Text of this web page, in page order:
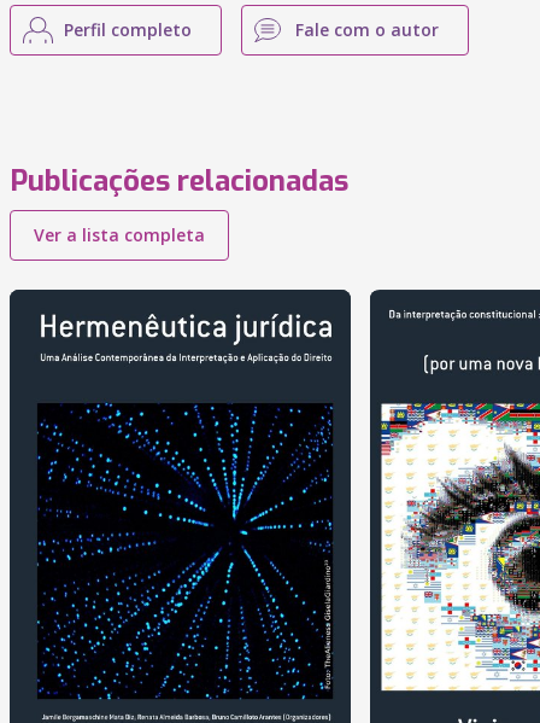
Perfil completo Fale com o autor
Publicações relacionadas
Ver a lista completa